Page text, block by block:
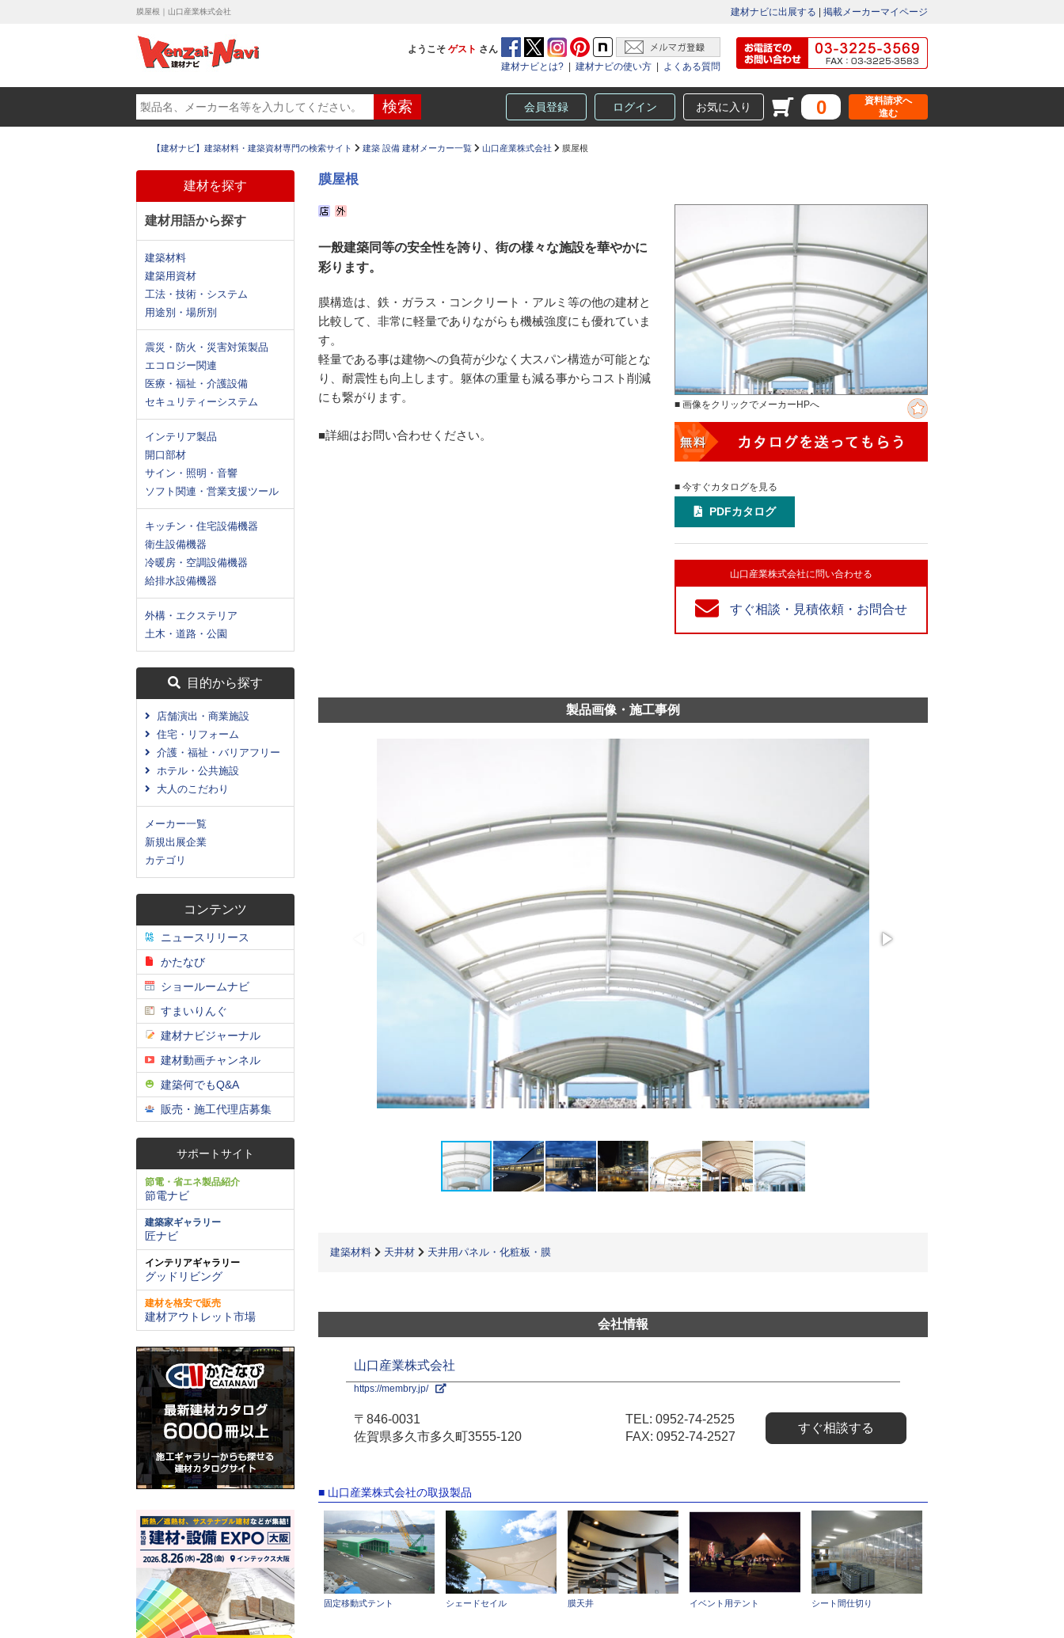
膜屋根｜山口産業株式会社 建材ナビに出展する 掲載メーカーマイページ
ようこそ ゲスト さん
建材ナビとは?
建材ナビの使い方 よくある質問
会員登録 ログイン お気に入り 0
資料請求へ
進む
【建材ナビ】建築材料・建築資材専門の検索サイト 建築 設備 建材メーカー一覧 山口産業株式会社 膜屋根
建材を探す
建材用語から探す
建築材料
建築用資材
工法・技術・システム
用途別・場所別
震災・防火・災害対策製品
エコロジー関連
医療・福祉・介護設備
セキュリティーシステム
インテリア製品
開口部材
サイン・照明・音響
ソフト関連・営業支援ツール
キッチン・住宅設備機器
衛生設備機器
冷暖房・空調設備機器
給排水設備機器
外構・エクステリア
土木・道路・公園
目的から探す
店舗演出・商業施設
住宅・リフォーム
介護・福祉・バリアフリー
ホテル・公共施設
大人のこだわり
メーカー一覧
新規出展企業
カテゴリ
コンテンツ
ニュースリリース
かたなび
ショールームナビ
すまいりんぐ
建材ナビジャーナル
建材動画チャンネル
建築何でもQ&A
販売・施工代理店募集
サポートサイト
節電・省エネ製品紹介
節電ナビ
建築家ギャラリー
匠ナビ
インテリアギャラリー
グッドリビング
建材を格安で販売
建材アウトレット市場
膜屋根
一般建築同等の安全性を誇り、街の様々な施設を華やかに
彩ります。
膜構造は、鉄・ガラス・コンクリート・アルミ等の他の建材と
比較して、非常に軽量でありながらも機械強度にも優れていま
す。
軽量である事は建物への負荷が少なく大スパン構造が可能とな
り、耐震性も向上します。躯体の重量も減る事からコスト削減
にも繋がります。
■詳細はお問い合わせください。
■ 画像をクリックでメーカーHPへ
■ 今すぐカタログを見る
PDFカタログ
山口産業株式会社に問い合わせる
すぐ相談・見積依頼・お問合せ
製品画像・施工事例
建築材料 天井材 天井用パネル・化粧板・膜
会社情報
山口産業株式会社
https://membry.jp/
〒846-0031
佐賀県多久市多久町3555-120
TEL: 0952-74-2525
FAX: 0952-74-2527
すぐ相談する
■ 山口産業株式会社の取扱製品
固定移動式テント シェードセイル 膜天井 イベント用テント シート間仕切り